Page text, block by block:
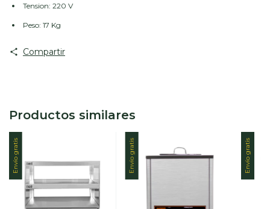
Tension: 220 V
Peso: 17 Kg
Compartir
Productos similares
Envío gratis Envío gratis Envío gratis